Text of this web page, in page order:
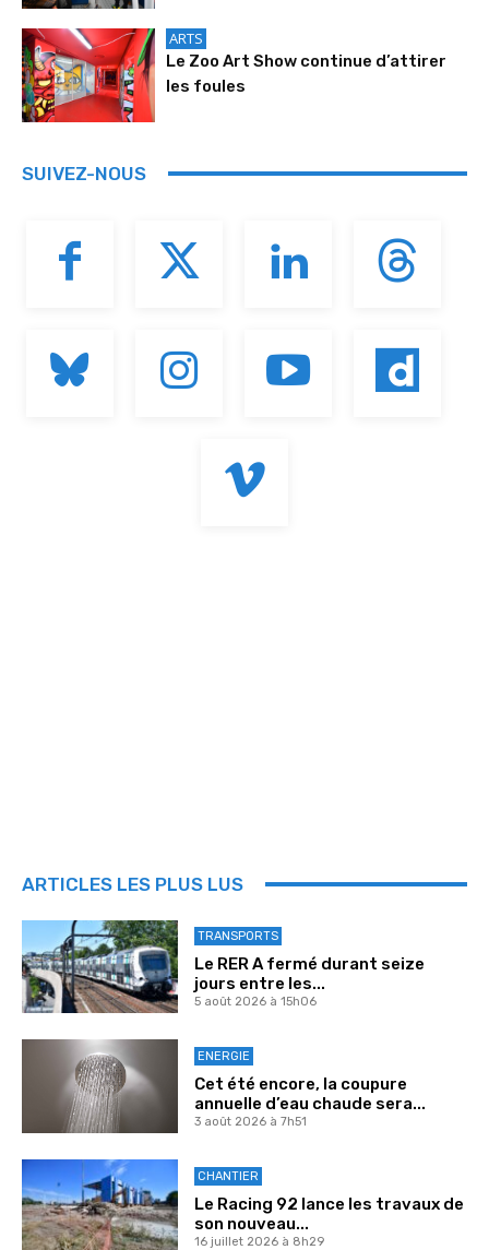
ARTS
Le Zoo Art Show continue d’attirer
les foules
SUIVEZ-NOUS
ARTICLES LES PLUS LUS
TRANSPORTS
Le RER A fermé durant seize
jours entre les...
5 août 2026 à 15h06
ENERGIE
Cet été encore, la coupure
annuelle d’eau chaude sera...
3 août 2026 à 7h51
CHANTIER
Le Racing 92 lance les travaux de
son nouveau...
16 juillet 2026 à 8h29